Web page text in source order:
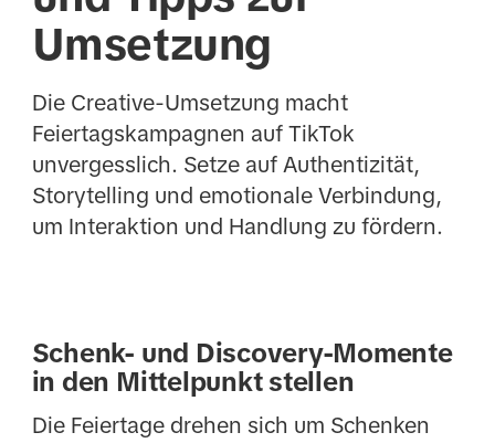
Umsetzung
Die Creative-Umsetzung macht
Feiertagskampagnen auf TikTok
unvergesslich. Setze auf Authentizität,
Storytelling und emotionale Verbindung,
um Interaktion und Handlung zu fördern.
Schenk- und Discovery-Momente
in den Mittelpunkt stellen
Die Feiertage drehen sich um Schenken